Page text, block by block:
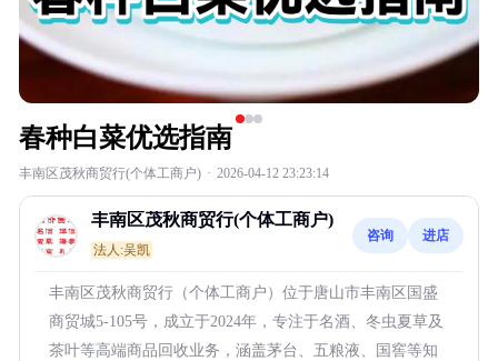
春种白菜优选指南
丰南区茂秋商贸行(个体工商户) · 2026-04-12 23:23:14
丰南区茂秋商贸行(个体工商户)
法人:吴凯
咨询 进店
丰南区茂秋商贸行（个体工商户）位于唐山市丰南区国盛
商贸城5-105号，成立于2024年，专注于名酒、冬虫夏草及
茶叶等高端商品回收业务，涵盖茅台、五粮液、国窖等知